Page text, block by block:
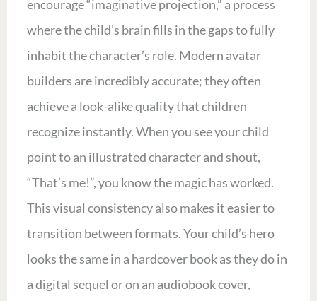
encourage “imaginative projection,” a process
where the child’s brain fills in the gaps to fully
inhabit the character’s role. Modern avatar
builders are incredibly accurate; they often
achieve a look-alike quality that children
recognize instantly. When you see your child
point to an illustrated character and shout,
“That’s me!”, you know the magic has worked.
This visual consistency also makes it easier to
transition between formats. Your child’s hero
looks the same in a hardcover book as they do in
a digital sequel or on an audiobook cover,